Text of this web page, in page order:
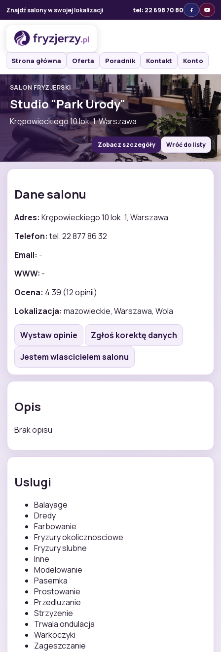
Znajdź salony w swojej lokalizacji tel: 22 698 70 80
Strona główna Oferta Poradnik Kontakt Konto
SALON FRYZJERSKI
Studio "Park Urody"
Krępowieckiego 10 lok. 1, Warszawa
Zobacz szczegóły Wróć do listy
Dane salonu
Adres: Krępowieckiego 10 lok. 1, Warszawa
Telefon: tel. 22 877 86 32
Email: -
WWW: -
Ocena: 4.39 (12 opinii)
Lokalizacja: mazowieckie, Warszawa, Wola
Wystaw opinie
Zgłoś korektę danych
Jestem wlascicielem salonu
Opis
Brak opisu
Uslugi
Balayage
Dredy
Farbowanie
Fryzury okolicznosciowe
Fryzury slubne
Inne
Modelowanie
Pasemka
Prostowanie
Przedluzanie
Strzyzenie
Trwala ondulacja
Warkoczyki
Zageszczanie